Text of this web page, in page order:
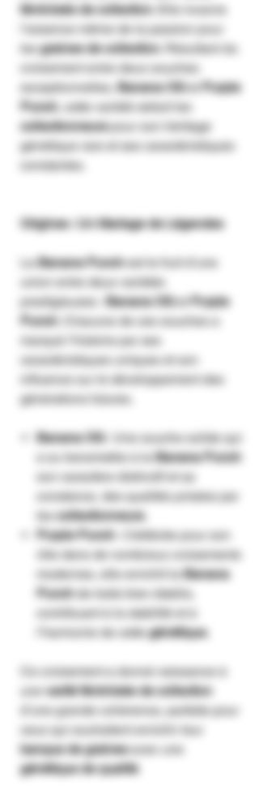
féminisée de collection . Elle incarne
l’essence même de la passion pour
lesgraines de collection . Résultant du
croisement entre deux souches
exceptionnelles, Banana OGet
Purple
Punch , cette variété séduit les
collectionneurspour son héritage
génétique rare et ses caractéristiques
constantes.
Origines : Un Mariage de Légendes
LaBanana Punchest le fruit d’une
union entre deux variétés
prestigieuses :
Banana OGet
Purple
Punch
. Chacune de ces souches a
marqué l’histoire par ses
caractéristiques uniques et son
influence sur le développement des
générations futures.
Banana OG : Une souche solide qui
a su transmettre à laBanana Punch
son caractère distinctif et sa
constance, des qualités prisées par
lescollectionneurs.
Purple Punch
: Célébrée pour son
rôle dans de nombreux croisements
modernes, elle enrichit laBanana
Punchde traits bien établis,
contribuant à la stabilité et à
l’harmonie de cettegénétique.
Ce croisement a donné naissance à
unevarité féminisée de collection
d’une grande cohérence, parfaite pour
ceux qui souhaitent enrichir leur
banque de grainesavec une
génétique de qualité